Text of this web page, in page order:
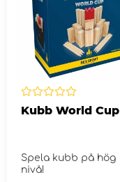
Kubb World Cup
Spela kubb på hög
nivå!